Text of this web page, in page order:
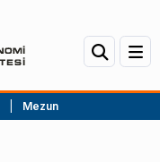
Mezun